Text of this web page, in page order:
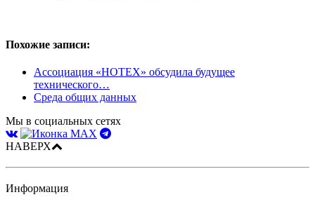
Похожие записи:
Ассоциация «НОТЕХ» обсудила будущее
технического…
Среда общих данных
Мы в социальных сетях
НАВЕРХ
Информация